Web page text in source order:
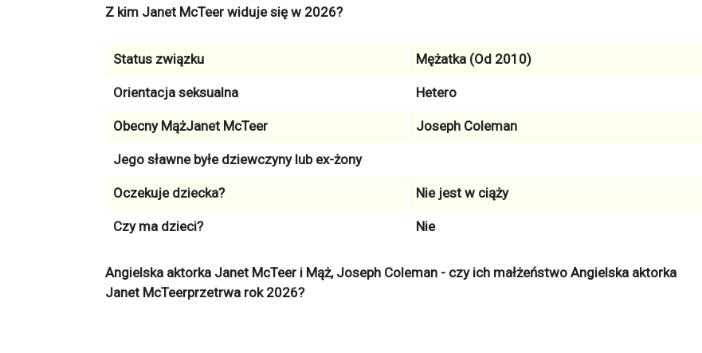
Z kim Janet McTeer widuje się w 2026?
Status związku Mężatka (Od 2010)
Orientacja seksualna Hetero
Obecny MążJanet McTeer Joseph Coleman
Jego sławne byłe dziewczyny lub ex-żony
Oczekuje dziecka? Nie jest w ciąży
Czy ma dzieci? Nie
Angielska aktorka Janet McTeer i Mąż, Joseph Coleman - czy ich małżeństwo Angielska aktorka
Janet McTeerprzetrwa rok 2026?